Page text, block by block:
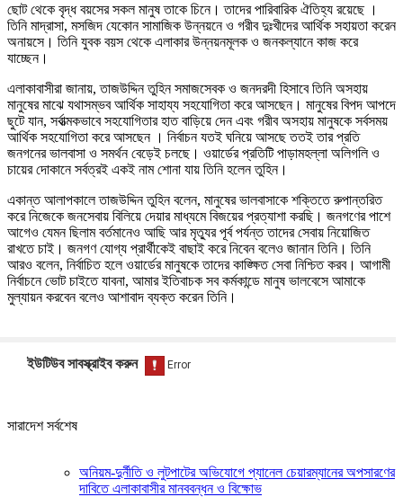
ছোট থেকে বৃদ্ধ বয়সের সকল মানুষ তাকে চিনে। তাদের পারিবারিক ঐতিহ্য রয়েছে ।
তিনি মাদ্রাসা, মসজিদ যেকোন সামাজিক উন্নয়নে ও গরীব দুঃখীদের আর্থিক সহায়তা করেন
অনায়সে। তিনি যুবক বয়স থেকে এলাকার উন্নয়নমূলক ও জনকল্যানে কাজ করে
যাচ্ছেন।
এলাকাবাসীরা জানায়, তাজউদ্দিন তুহিন সমাজসেবক ও জনদরদী হিসাবে তিনি অসহায়
মানুষের মাঝে যথাসম্ভব আর্থিক সাহায্য সহযোগিতা করে আসছেন। মানুষের বিপদ আপদে
ছুটে যান, সর্বাত্মকভাবে সহযোগিতার হাত বাড়িয়ে দেন এবং গরীব অসহায় মানুষকে সর্বসময়
আর্থিক সহযোগিতা করে আসছেন । নির্বাচন যতই ঘনিয়ে আসছে ততই তার প্রতি
জনগনের ভালবাসা ও সমর্থন বেড়েই চলছে। ওয়ার্ডের প্রতিটি পাড়ামহল্লা অলিগলি ও
চায়ের দোকানে সর্বত্রই একই নাম শোনা যায় তিনি হলেন তুহিন।
একান্ত আলাপকালে তাজউদ্দিন তুহিন বলেন, মানুষের ভালবাসাকে শক্তিতে রুপান্তরিত
করে নিজেকে জনসেবায় বিলিয়ে দেয়ার মাধ্যমে বিজয়ের প্রত্যাশা করছি। জনগণের পাশে
আগেও যেমন ছিলাম বর্তমানেও আছি আর মৃত্যুর পূর্ব পর্যন্ত তাদের সেবায় নিয়োজিত
রাখতে চাই। জনগণ যোগ্য প্রার্থীকেই বাছাই করে নিবেন বলেও জানান তিনি। তিনি
আরও বলেন, নির্বাচিত হলে ওয়ার্ডের মানুষকে তাদের কাঙ্ক্ষিত সেবা নিশ্চিত করব। আগামী
নির্বাচনে ভোট চাইতে যাবনা, আমার ইতিবাচক সব কর্মকান্ডে মানুষ ভালবেসে আমাকে
মুল্যায়ন করবেন বলেও আশাবাদ ব্যক্ত করেন তিনি।
ইউটিউব সাবস্ক্রাইব করুন
সারাদেশ সর্বশেষ
অনিয়ম-দুর্নীতি ও লুটপাটের অভিযোগে প্যানেল চেয়ারম্যানের অপসারণের
দাবিতে এলাকাবাসীর মানববন্ধন ও বিক্ষোভ